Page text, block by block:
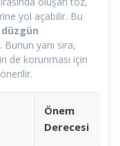
yol açabilir. Bu
yanı sıra,
de korunması için
Önem
Derecesi